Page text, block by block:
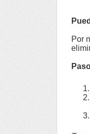
Por